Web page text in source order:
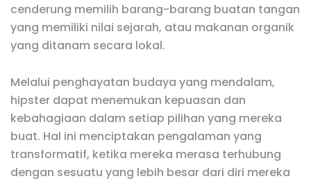
cenderung memilih barang-barang buatan tangan
yang memiliki nilai sejarah, atau makanan organik
yang ditanam secara lokal.
Melalui penghayatan budaya yang mendalam,
hipster dapat menemukan kepuasan dan
kebahagiaan dalam setiap pilihan yang mereka
buat. Hal ini menciptakan pengalaman yang
transformatif, ketika mereka merasa terhubung
dengan sesuatu yang lebih besar dari diri mereka